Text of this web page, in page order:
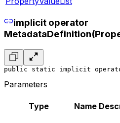
implicit operator
public static implicit
Parameters
Type Name